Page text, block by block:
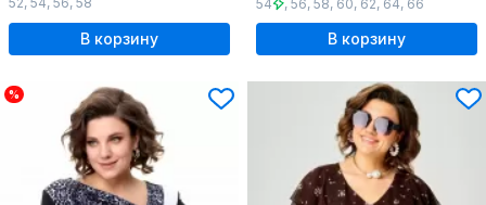
В корзину
54 , 56, 58, 60, 62, 64, 66
В корзину
%